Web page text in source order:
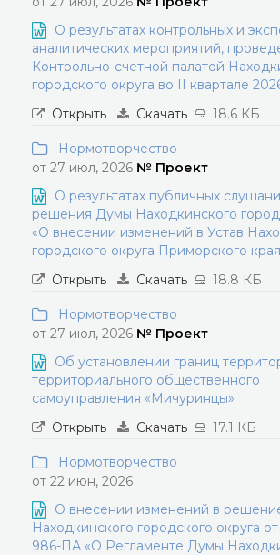
О результатах контрольных и
аналитических мероприятий,
Контрольно-счетной палатой
городского округа во II квартале
Открыть
Скачать 18.6 КБ
Нормотворчество
от 27 июл, 2026 № Проект
О результатах публичных
решения Думы Находкинского
«О внесении изменений в Устав
городского округа Приморского
Открыть
Скачать 18.8 КБ
Нормотворчество
от 27 июл, 2026 № Проект
Об установлении границ
территориального общественного
самоуправления «Мичуринцы»
Открыть
Скачать 17.1 КБ
Нормотворчество
от 22 июн, 2026
О внесении изменений в
Находкинского городского округа
986-ПА «О Регламенте Думы